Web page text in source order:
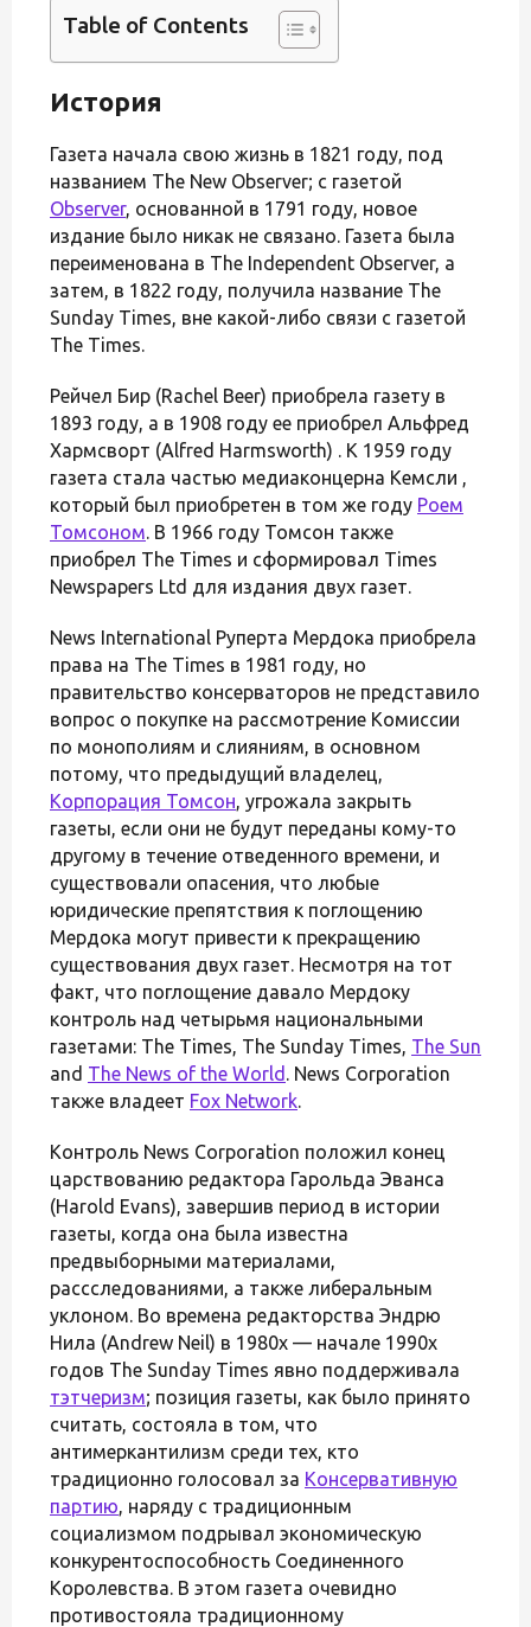
Table of Contents
История
Газета начала свою жизнь в 1821 году, под
названием The New Observer; с газетой
Observer, основанной в 1791 году, новое
издание было никак не связано. Газета была
переименована в The Independent Observer, а
затем, в 1822 году, получила название The
Sunday Times, вне какой-либо связи с газетой
The Times.
Рейчел Бир (Rachel Beer) приобрела газету в
1893 году, а в 1908 году ее приобрел Альфред
Хармсворт (Alfred Harmsworth) . К 1959 году
газета стала частью медиаконцерна Кемсли ,
который был приобретен в том же году Роем
Томсоном. В 1966 году Томсон также
приобрел The Times и сформировал Times
Newspapers Ltd для издания двух газет.
News International Руперта Мердока приобрела
права на The Times в 1981 году, но
правительство консерваторов не представило
вопрос о покупке на рассмотрение Комиссии
по монополиям и слияниям, в основном
потому, что предыдущий владелец,
Корпорация Томсон, угрожала закрыть
газеты, если они не будут переданы кому-то
другому в течение отведенного времени, и
существовали опасения, что любые
юридические препятствия к поглощению
Мердока могут привести к прекращению
существования двух газет. Несмотря на тот
факт, что поглощение давало Мердоку
контроль над четырьмя национальными
газетами: The Times, The Sunday Times, The Sun
and The News of the World . News Corporation
также владеет Fox Network.
Контроль News Corporation положил конец
царствованию редактора Гарольда Эванса
(Harold Evans), завершив период в истории
газеты, когда она была известна
предвыборными материалами,
рассследованиями, а также либеральным
уклоном. Во времена редакторства Эндрю
Нила (Andrew Neil) в 1980х — начале 1990х
годов The Sunday Times явно поддерживала
тэтчеризм; позиция газеты, как было принято
считать, состояла в том, что
антимеркантилизм среди тех, кто
традиционно голосовал за Консервативную
партию, наряду с традиционным
социализмом подрывал экономическую
конкурентоспособность Соединенного
Королевства. В этом газета очевидно
противостояла традиционному